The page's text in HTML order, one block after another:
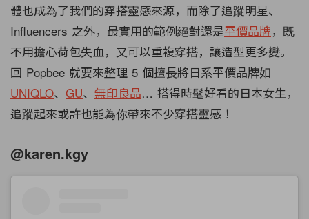
體也成為了我們的穿搭靈感來源，而除了追蹤明星、
Influencers 之外，最實用的範例絕對還是平價品牌，既
不用擔心荷包失血，又可以重複穿搭，讓造型更多變。
回 Popbee 就要來整理 5 個擅長將日系平價品牌如
UNIQLO、 GU、 無印良品… 搭得時髦好看的日本女生，
追蹤起來或許也能為你帶來不少穿搭靈感！
@karen.kgy